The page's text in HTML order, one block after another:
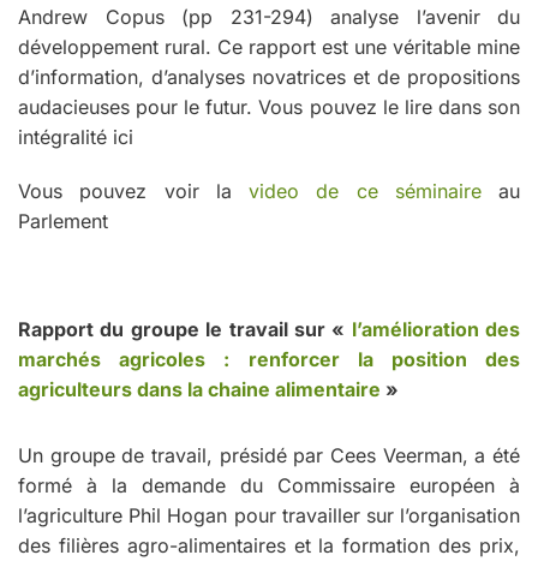
Andrew Copus (pp 231-294) analyse l’avenir du
développement rural. Ce rapport est une véritable mine
d’information, d’analyses novatrices et de propositions
audacieuses pour le futur. Vous pouvez le lire dans son
intégralité ici
Vous pouvez voir la video de ce séminaireau
Parlement
Rapport du groupe le travail sur « l’amélioration des
marchés agricoles : renforcer la position des
agriculteurs dans la chaine alimentaire »
Un groupe de travail, présidé par Cees Veerman, a été
formé à la demande du Commissaire européen à
l’agriculture Phil Hogan pour travailler sur l’organisation
des filières agro-alimentaires et la formation des prix,